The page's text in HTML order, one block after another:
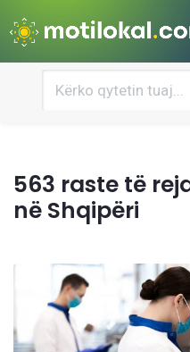
563 raste të
në Shqipëri